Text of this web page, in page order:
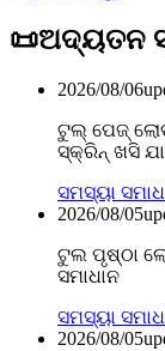
📜ଅଦ୍ୟତନ
2026/08/06
ଟୁଲ୍ ପେଜ୍
ସ୍କ୍ରିନ୍ ଖସି
ସମସ୍ୟା
2026/08/05
ଟୁଲ ପୃଷ୍ଠା
ସମାଧାନ
ସମସ୍ୟା
2026/08/05